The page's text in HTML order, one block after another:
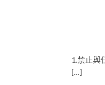
1.禁止與
[…]